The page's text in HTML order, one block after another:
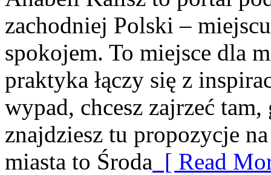
zachodniej Polski –
spokojem. To miejsce dla
praktyka łączy się z
wypad, chcesz zajrzeć
znajdziesz tu propozycje
miasta to Środa [ Read